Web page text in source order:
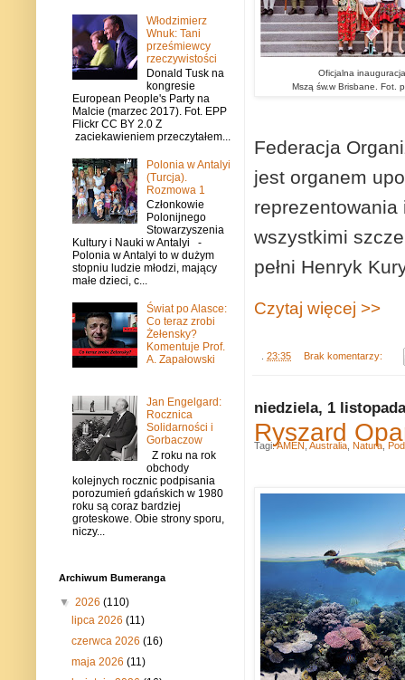
Oficjalna
Mszą św.w Brisbane. Fot.
Federacja
jest organem
wszystkimi
pełni Henryk
Czytaj więcej >>
23:35 Brak komentarzy:
niedziela, 1
Ryszard
Tagi:AMEN Australia Natura
Włodzimierz
Wnuk: Tani
prześmiewcy
rzeczywistości
Donald Tusk na
kongresie
European People's Party na
Malcie (marzec 2017). Fot. EPP
Flickr CC BY 2.0 Z
zaciekawieniem przeczytałem...
Polonia w Antalyi
(Turcja).
Rozmowa 1
Członkowie
Polonijnego
Stowarzyszenia
Kultury i Nauki w Antalyi -
Polonia w Antalyi to w dużym
stopniu ludzie młodzi, mający
małe dzieci, c...
Świat po Alasce:
Co teraz zrobi
Żełensky?
Komentuje Prof.
A. Zapałowski
Jan Engelgard:
Rocznica
Solidarności i
Gorbaczow
Z roku na rok
obchody
kolejnych rocznic podpisania
porozumień gdańskich w 1980
roku są coraz bardziej
groteskowe. Obie strony sporu,
niczy...
Archiwum Bumeranga
▼ 2026 (110)
lipca 2026(11)
czerwca 2026(16)
maja 2026(11)